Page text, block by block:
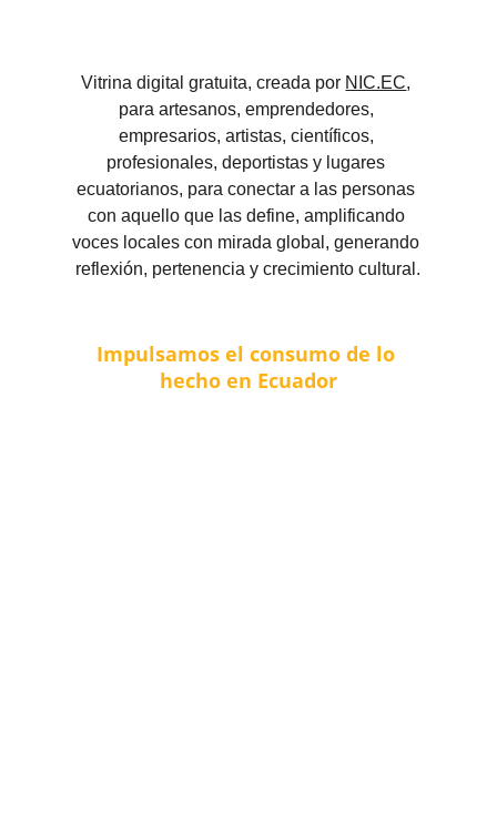
Vitrina digital gratuita, creada por NIC.EC,
para artesanos, emprendedores,
empresarios, artistas, científicos,
profesionales, deportistas y lugares
ecuatorianos, para conectar a las personas
con aquello que las define, amplificando
voces locales con mirada global, generando
reflexión, pertenencia y crecimiento cultural.
Impulsamos el consumo de lo
hecho en Ecuador